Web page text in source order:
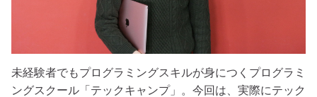
未経験者でもプログラミングスキルが身につくプログラミ
ングスクール「テックキャンプ」。今回は、実際にテック